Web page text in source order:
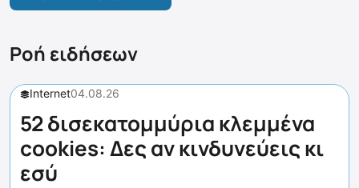
Ροή ειδήσεων
Internet04.08.26
52 δισεκατομμύρια κλεμμένα
cookies: Δες αν κινδυνεύεις κι
εσύ